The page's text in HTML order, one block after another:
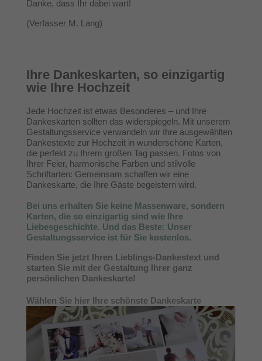
Danke, dass Ihr dabei wart!
(Verfasser M. Lang)
Ihre Dankeskarten, so einzigartig
wie Ihre Hochzeit
Jede Hochzeit ist etwas Besonderes – und Ihre
Dankeskarten sollten das widerspiegeln. Mit unserem
Gestaltungsservice verwandeln wir Ihre ausgewählten
Dankestexte zur Hochzeit in wunderschöne Karten,
die perfekt zu Ihrem großen Tag passen. Fotos von
Ihrer Feier, harmonische Farben und stilvolle
Schriftarten: Gemeinsam schaffen wir eine
Dankeskarte, die Ihre Gäste begeistern wird.
Bei uns erhalten Sie keine Massenware, sondern
Karten, die so einzigartig sind wie Ihre
Liebesgeschichte. Und das Beste: Unser
Gestaltungsservice ist für Sie kostenlos.
Finden Sie jetzt Ihren Lieblings-Dankestext und
starten Sie mit der Gestaltung Ihrer ganz
persönlichen Dankeskarte!
Wählen Sie hier Ihre schönste Dankeskarte